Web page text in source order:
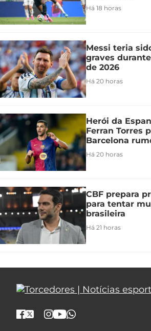
Há 18 horas
Messi teria
graves
de 2026
Há 20 horas
Herói da
Ferran Torres
Barcelona
Há 20 horas
CBF prepara
para tentar
brasileira
Há 21 horas